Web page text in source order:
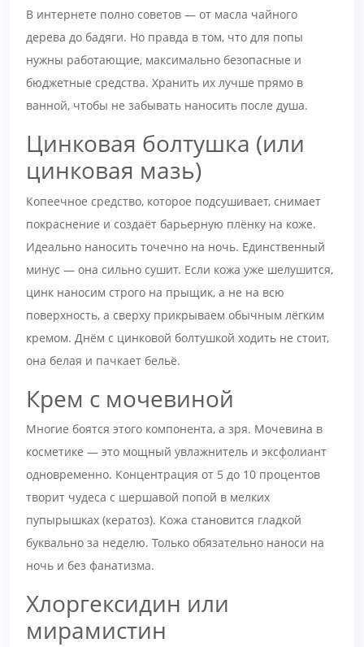
В интернете полно советов — от масла чайного
дерева до бадяги. Но правда в том, что для попы
нужны работающие, максимально безопасные и
бюджетные средства. Хранить их лучше прямо в
ванной, чтобы не забывать наносить после душа.
Цинковая болтушка (или
цинковая мазь)
Копеечное средство, которое подсушивает, снимает
покраснение и создаёт барьерную плёнку на коже.
Идеально наносить точечно на ночь. Единственный
минус — она сильно сушит. Если кожа уже шелушится,
цинк наносим строго на прыщик, а не на всю
поверхность, а сверху прикрываем обычным лёгким
кремом. Днём с цинковой болтушкой ходить не стоит,
она белая и пачкает бельё.
Крем с мочевиной
Многие боятся этого компонента, а зря. Мочевина в
косметике — это мощный увлажнитель и эксфолиант
одновременно. Концентрация от 5 до 10 процентов
творит чудеса с шершавой попой в мелких
пупырышках (кератоз). Кожа становится гладкой
буквально за неделю. Только обязательно наноси на
ночь и без фанатизма.
Хлоргексидин или
мирамистин